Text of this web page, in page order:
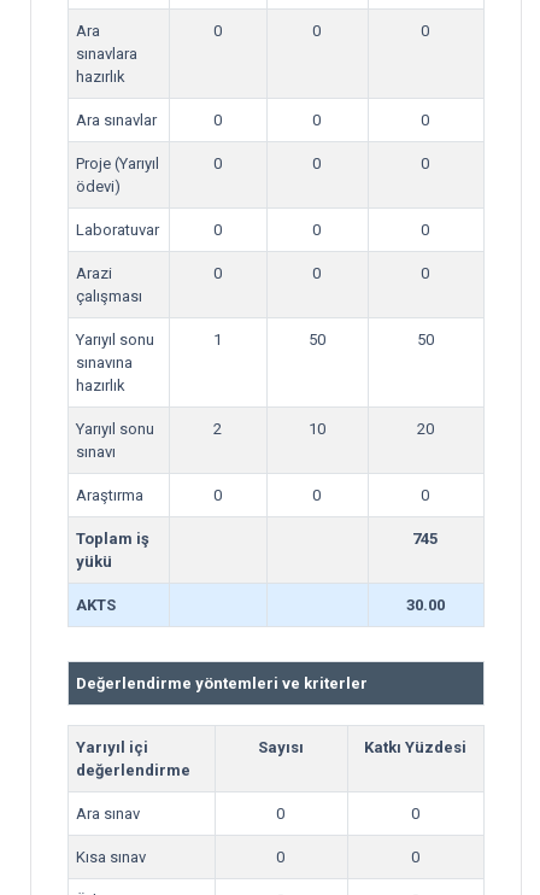
Ara
sınavlara
hazırlık
0 0 0
Ara sınavlar 0 0 0
Proje (Yarıyıl
ödevi)
0 0 0
Laboratuvar 0 0 0
Arazi
çalışması
0 0 0
Yarıyıl sonu
sınavına
hazırlık
1 50 50
Yarıyıl sonu
sınavı
2 10 20
Araştırma 0 0 0
Toplam iş
yükü
745
AKTS 30.00
Değerlendirme yöntemleri ve kriterler
Yarıyıl içi
değerlendirme
Sayısı Katkı Yüzdesi
Ara sınav 0 0
Kısa sınav 0 0